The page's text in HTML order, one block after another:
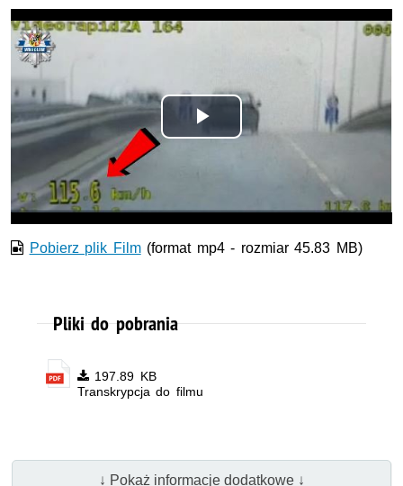
Opis filmu: Film z policyjnego wideorejestratora
Odtwórz
Pobierz plik Film(format mp4 - rozmiar 45.83 MB)
Pliki do pobrania
197.89 KB
Transkrypcja do filmu
↓ Pokaż informacje dodatkowe ↓